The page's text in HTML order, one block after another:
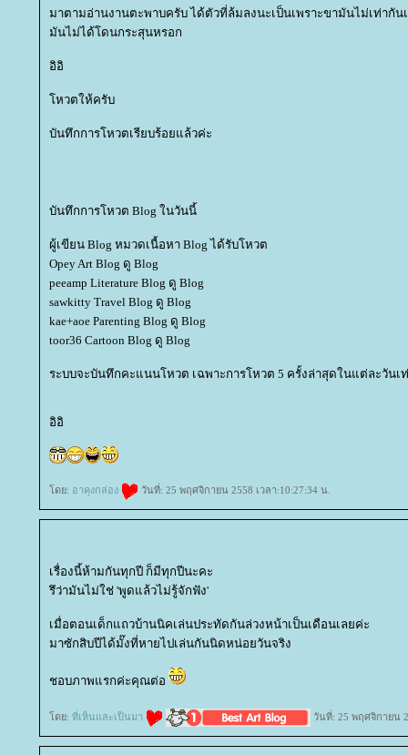
มาตามอ่านงานตะพาบครับ ได้ตัวที่ล้มลงนะเป็นเพราะขามันไม่เท่ากัน
มันไม่ได้โดนกระสุนหรอก
อิอิ
หวตให้ครับ
บันทึกการโหวตเรียบร้อยแล้วค่ะ
บันทึกการโหวต Blog ในวันนี้
ผู้เขียน Blog หมวดเนื้อหา Blog ได้รับโหวต
Opey Art Blog ดู Blog
peeamp Literature Blog ดู Blog
sawkitty Travel Blog ดู Blog
kae+aoe Parenting Blog ดู Blog
toor36 Cartoon Blog ดู Blog
ระบบจะบันทึกคะแนนโหวต เฉพาะการโหวต 5 ครั้งล่าสุดในแต่ละวันเ
อิอิ
ดย: อาคุงกล่อง วันที่: 25 พฤศจิกายน 2558 เวลา:10:27:34 น.
เรื่องนี้ห้ามกันทุกปี ก็มีทุกปีนะคะ
รึว่ามันไม่ใช่ 'พูดแล้วไม่รู้จักฟัง'
เมื่อตอนเด็กแถวบ้านนิคเล่นประทัดกันล่วงหน้าเป็นเดือนเลยค่ะ
มาซักสิบปีได้มั๊งที่หายไปเล่นกันนิดหน่อยวันจริง
ชอบภาพแรกค่ะคุณต่อ
ดย: ที่เห็นและเป็นมา วันที่: 25 พฤศจิกายน